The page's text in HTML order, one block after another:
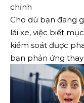
chỉnh
Cho dù bạn đang
lái xe, việc biết
kiểm soát được
bạn phản ứng